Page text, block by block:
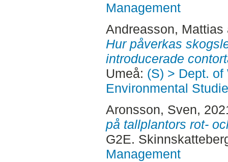
Management
Andreasson, Mattias
Hur påverkas
introducerade
Umeå: (S) > Dept.
Environmental
Aronsson, Sven,
på tallplantors rot-
G2E.
Management